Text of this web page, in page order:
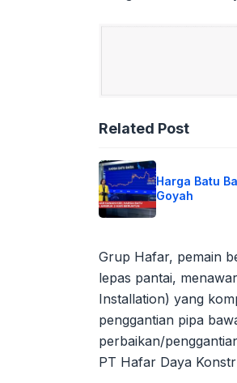
Related Post
Harga Batu
Goyah
Grup Hafar, pemain
lepas pantai,
Installation) yang
penggantian pipa
perbaikan/
PT Hafar Daya